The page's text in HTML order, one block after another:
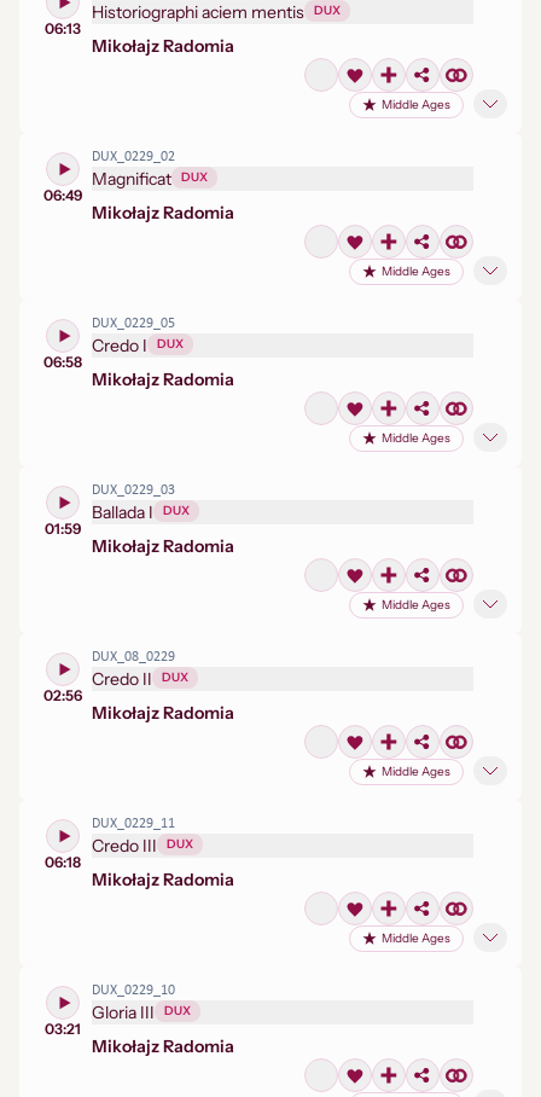
06:13
Historiographi aciem mentis DUX
Mikołajz Radomia
Middle Ages
06:49
DUX_0229_02
Magnificat DUX
Mikołajz Radomia
Middle Ages
06:58
DUX_0229_05
Credo I DUX
Mikołajz Radomia
Middle Ages
01:59
DUX_0229_03
Ballada I DUX
Mikołajz Radomia
Middle Ages
02:56
DUX_08_0229
Credo II DUX
Mikołajz Radomia
Middle Ages
06:18
DUX_0229_11
Credo III DUX
Mikołajz Radomia
Middle Ages
03:21
DUX_0229_10
Gloria III DUX
Mikołajz Radomia